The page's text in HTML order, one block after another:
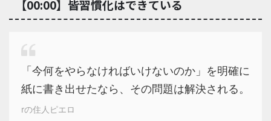
【00:00】皆習慣化はできている
「今何をやらなければいけないのか」を明確に
紙に書き出せたなら、その問題は解決される。
rの住人ピエロ